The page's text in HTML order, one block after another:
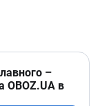
–
OBOZ.UA в